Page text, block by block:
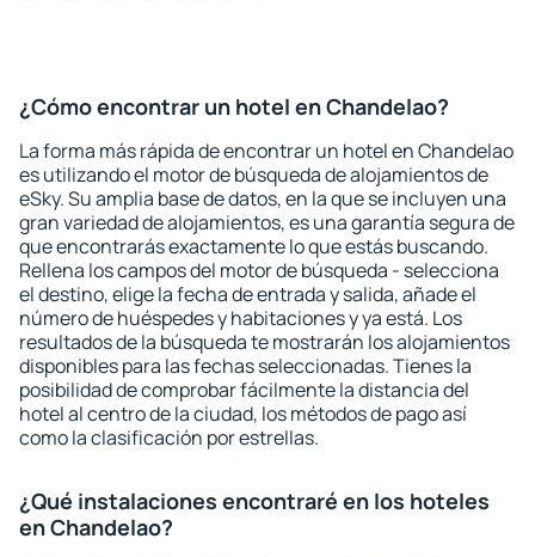
¿Cómo encontrar un hotel en Chandelao?
La forma más rápida de encontrar un hotel en Chandelao
es utilizando el motor de búsqueda de alojamientos de
eSky. Su amplia base de datos, en la que se incluyen una
gran variedad de alojamientos, es una garantía segura de
que encontrarás exactamente lo que estás buscando.
Rellena los campos del motor de búsqueda - selecciona
el destino, elige la fecha de entrada y salida, añade el
número de huéspedes y habitaciones y ya está. Los
resultados de la búsqueda te mostrarán los alojamientos
disponibles para las fechas seleccionadas. Tienes la
posibilidad de comprobar fácilmente la distancia del
hotel al centro de la ciudad, los métodos de pago así
como la clasificación por estrellas.
¿Qué instalaciones encontraré en los hoteles
en Chandelao?